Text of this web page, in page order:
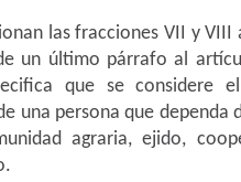
las fracciones VII y
un último párrafo al
que se considere
una persona que dependa
agraria, ejido,